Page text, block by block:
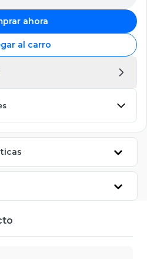
ahora
al carro